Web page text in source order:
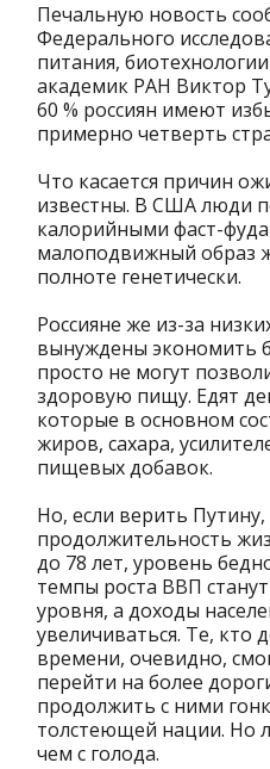
Печальную новость
Федерального
питания,
академик РАН Виктор
60 % россиян имеют
примерно четверть
Что касается причин
известны. В США люди
калорийными фаст-
малоподвижный образ
полноте генетически.
Россияне же из-за
вынуждены экономить
просто не могут
здоровую пищу. Едят
которые в основном
жиров, сахара,
пищевых добавок.
Но, если верить Путину,
продолжительность
до 78 лет, уровень
темпы роста ВВП
уровня, а доходы
увеличиваться. Те, кто
времени, очевидно,
перейти на более
продолжить с ними
толстеющей нации. Но
чем с голода.